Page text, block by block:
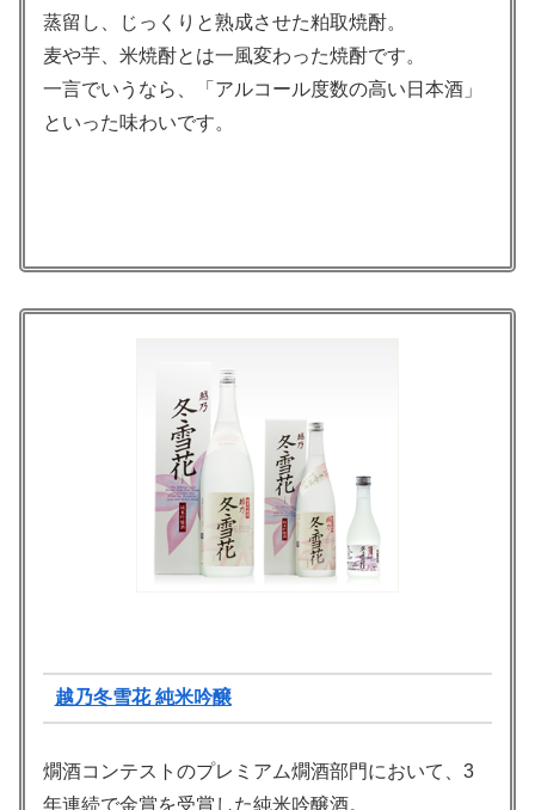
蒸留し、じっくりと熟成させた粕取焼酎。
麦や芋、米焼酎とは一風変わった焼酎です。
一言でいうなら、「アルコール度数の高い日本酒」
といった味わいです。
越乃冬雪花 純米吟醸
燗酒コンテストのプレミアム燗酒部門において、3
年連続で金賞を受賞した純米吟醸酒。